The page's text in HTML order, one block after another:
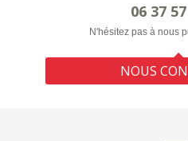
06 37
N'hésitez pas à nous
NOUS